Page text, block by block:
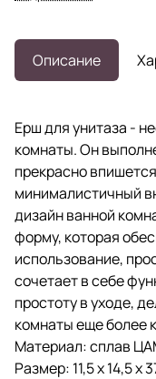
Описание
Ерш для унитаза -
комнаты. Он
прекрасно
минималистичный
дизайн ванной
форму, которая
использование,
сочетает в себе
простоту в уходе,
комнаты еще более
Материал: сплав
Размер: 11,5 х 14,5 х